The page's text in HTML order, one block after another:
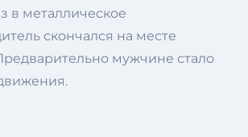
в металлическое
скончался на месте
мужчине стало